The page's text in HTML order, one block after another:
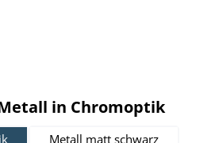
nicht verfügbar.)
in Chromoptik
Metall matt schwarz